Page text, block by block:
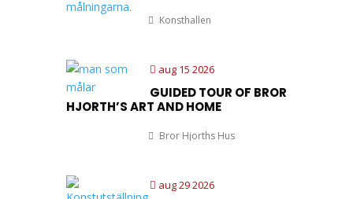
Konsthallen
aug 15 2026
GUIDED TOUR OF BROR
HJORTH’S ART AND HOME
Bror Hjorths Hus
aug 29 2026